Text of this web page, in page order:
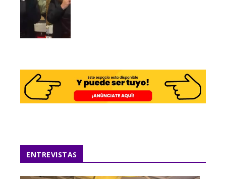
ENTREVISTAS